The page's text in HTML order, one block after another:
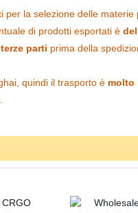
per la selezione delle materie
di prodotti esportati èdel
parti prima della
quindi il trasporto èmolto